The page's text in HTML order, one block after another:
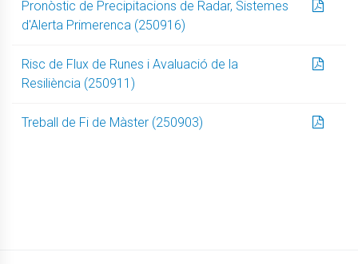
Pronòstic de Precipitacions de Radar, Sistemes
d'Alerta Primerenca (250916)
Risc de Flux de Runes i Avaluació de la
Resiliència (250911)
Treball de Fi de Màster (250903)